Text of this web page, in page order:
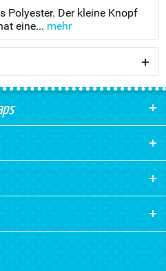
Polyester. Der kleine Knopf
eine... mehr